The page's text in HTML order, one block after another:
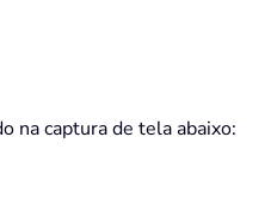
na captura de tela abaixo: